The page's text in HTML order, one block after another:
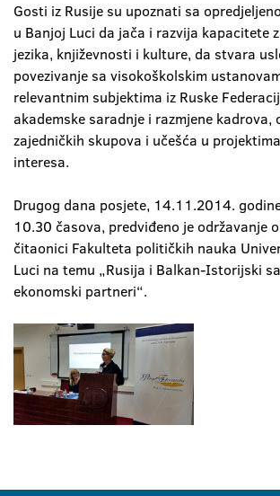
Gosti iz Rusije su upoznati sa
u Banjoj Luci da jača i razvija kapacitete
jezika, književnosti i kulture, da stvara
povezivanje sa visokoškolskim
relevantnim subjektima iz Ruske
akademske saradnje i razmjene kadrova,
zajedničkih skupova i učešća u
interesa.
Drugog dana posjete, 14.11.2014.
10.30 časova, predviđeno je održavanje
čitaonici Fakulteta političkih nauka
Luci na temu „Rusija i Balkan-Istorijski
ekonomski partneri“.